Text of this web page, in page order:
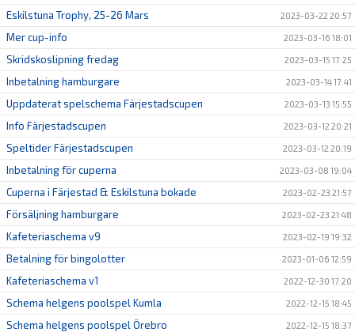
Eskilstuna Trophy, 25-26 Mars 2023-03-22 20:57
Mer cup-info 2023-03-16 18:01
Skridskoslipning fredag 2023-03-15 17:25
Inbetalning hamburgare 2023-03-14 17:41
Uppdaterat spelschema Färjestadscupen 2023-03-13 15:55
Info Färjestadscupen 2023-03-12 20:21
Speltider Färjestadscupen 2023-03-12 20:19
Inbetalning för cuperna 2023-03-08 19:04
Cuperna i Färjestad & Eskilstuna bokade 2023-02-23 21:57
Försäljning hamburgare 2023-02-23 21:48
Kafeteriaschema v9 2023-02-19 19:32
Betalning för bingolotter 2023-01-06 12:59
Kafeteriaschema v1 2022-12-30 17:20
Schema helgens poolspel Kumla 2022-12-15 18:45
Schema helgens poolspel Örebro 2022-12-15 18:37